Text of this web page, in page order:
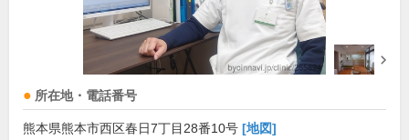
所在地・電話番号
熊本県熊本市西区春日7丁目28番10号 [地図]